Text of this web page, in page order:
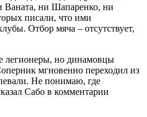
Ваната, ни Шапаренко, ни
писали, что ими
Отбор мяча – отсутствует,
легионеры, но динамовцы
мгновенно переходил из
Не понимаю, где
Сабо в комментарии